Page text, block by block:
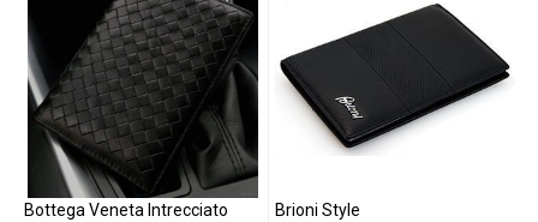
Bottega Veneta Intrecciato Brioni Style